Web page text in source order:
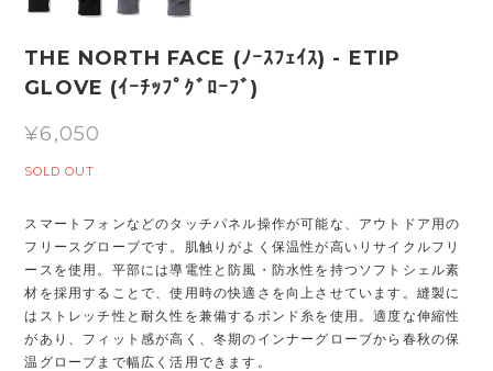
THE NORTH FACE (ﾉｰｽﾌｪｲｽ) - ETIP
GLOVE (ｲｰﾁｯﾌﾟｸﾞﾛｰﾌﾞ)
¥6,050
SOLD OUT
スマートフォンなどのタッチパネル操作が可能な、アウトドア用の
フリースグローブです。肌触りがよく保温性が高いリサイクルフリ
ースを使用。平部には導電性と防風・防水性を持つソフトシェル素
材を採用することで、使用時の快適さを向上させています。縫製に
はストレッチ性と耐久性を兼備するボンド糸を使用。適度な伸縮性
があり、フィット感が高く、冬期のインナーグローブから春秋の保
温グローブまで幅広く活用できます。